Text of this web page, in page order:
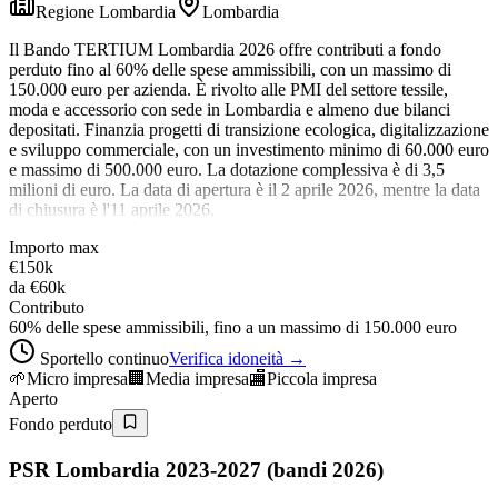
Regione Lombardia
Lombardia
Il Bando TERTIUM Lombardia 2026 offre contributi a fondo
perduto fino al 60% delle spese ammissibili, con un massimo di
150.000 euro per azienda. È rivolto alle PMI del settore tessile,
moda e accessorio con sede in Lombardia e almeno due bilanci
depositati. Finanzia progetti di transizione ecologica, digitalizzazione
e sviluppo commerciale, con un investimento minimo di 60.000 euro
e massimo di 500.000 euro. La dotazione complessiva è di 3,5
milioni di euro. La data di apertura è il 2 aprile 2026, mentre la data
di chiusura è l'11 aprile 2026.
Importo max
€150k
da €60k
Contributo
60% delle spese ammissibili, fino a un massimo di 150.000 euro
Sportello continuoVerifica idoneità →
🌱Micro impresa 🏢 Media impresa🏬Piccola impresa
Aperto
Fondo perduto
PSR Lombardia 2023-2027 (bandi 2026)